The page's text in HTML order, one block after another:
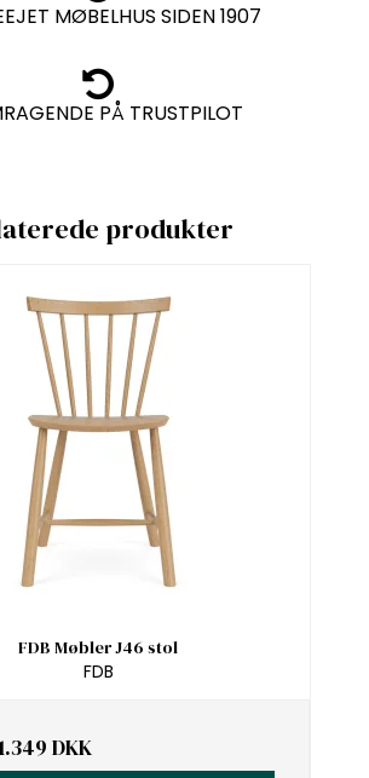
MØBELHUS SIDEN 1907
PÅ TRUSTPILOT
produkter
FDB Møbler J46 stol
FDB
1.349 DKK